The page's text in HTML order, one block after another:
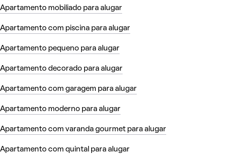
Apartamento mobiliado para alugar
Apartamento com piscina para alugar
Apartamento pequeno para alugar
Apartamento decorado para alugar
Apartamento com garagem para alugar
Apartamento moderno para alugar
Apartamento com varanda gourmet para alugar
Apartamento com quintal para alugar